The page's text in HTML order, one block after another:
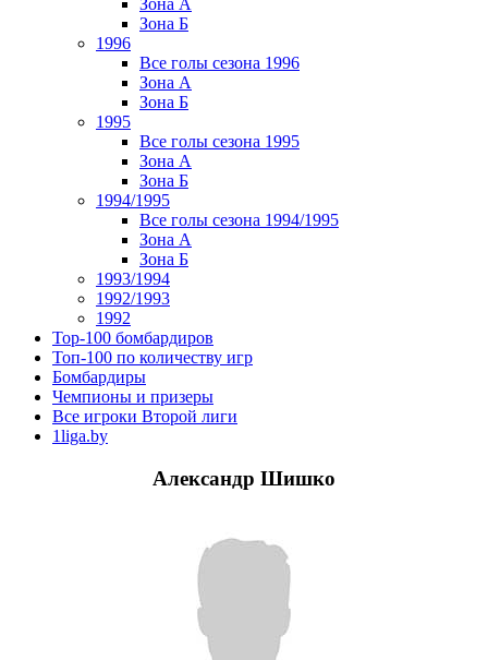
Зона А
Зона Б
1996
Все голы сезона 1996
Зона А
Зона Б
1995
Все голы сезона 1995
Зона А
Зона Б
1994/1995
Все голы сезона 1994/1995
Зона А
Зона Б
1993/1994
1992/1993
1992
Top-100 бомбардиров
Топ-100 по количеству игр
Бомбардиры
Чемпионы и призеры
Все игроки Второй лиги
1liga.by
Александр Шишко